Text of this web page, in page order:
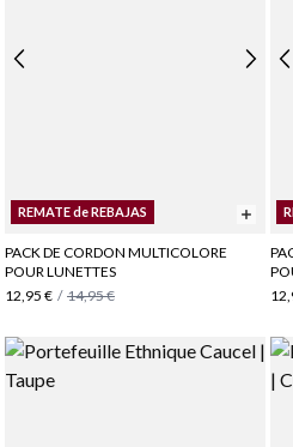
REMATE de REBAJAS
PACK DE CORDON MULTICOLORE
POUR LUNETTES
12,95 € / 14,95 €